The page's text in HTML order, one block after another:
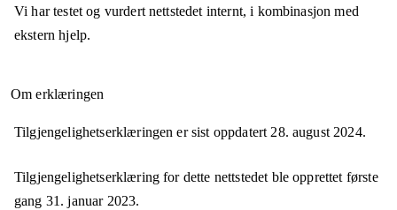
Vi har testet og vurdert nettstedet internt, i kombinasjon med
ekstern hjelp.
Om erklæringen
Tilgjengelighetserklæringen er sist oppdatert28. august 2024.
Tilgjengelighetserklæring for dette nettstedet ble opprettet første
gang 31. januar 2023.